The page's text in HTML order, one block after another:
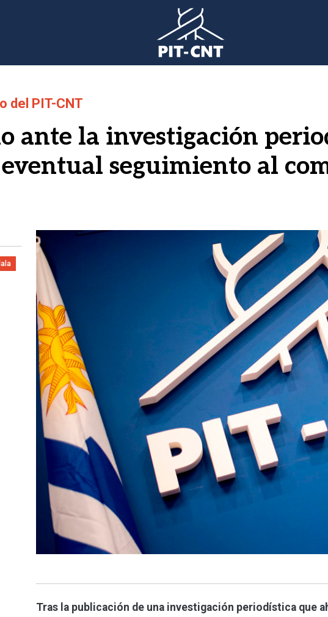
del PIT-CNT
ante la investigación
seguimiento al
Imagen
Tras la publicación de una investigación periodística que